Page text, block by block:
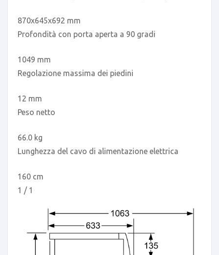
870x645x692 mm
Profondità con porta aperta a 90 gradi
1049 mm
Regolazione massima dei piedini
12 mm
Peso netto
66.0 kg
Lunghezza del cavo di alimentazione elettrica
160 cm
1 / 1